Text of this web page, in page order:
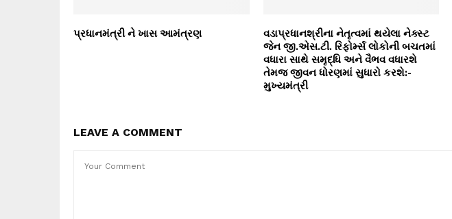
પ્રધાનમંત્રી ને ખાસ આમંત્રણ
વડાપ્રધાનશ્રીના નેતૃત્વમાં થયેલા નેક્સ્ટ
જેન જી.એસ.ટી. રિફોર્મ્સ લોકોની બચતમાં
વધારા સાથે સમૃદ્ધિ અને વૈભવ વધારશે
તેમજ જીવન ધોરણમાં સુધારો કરશે:-
મુખ્યમંત્રી
LEAVE A COMMENT